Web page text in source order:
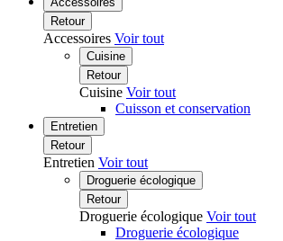
Retour
Accessoires Voir tout
Cuisine
Retour
Cuisine Voir tout
Cuisson et conservation
Entretien
Retour
Entretien Voir tout
Droguerie écologique
Retour
Droguerie écologique Voir tout
Droguerie écologique